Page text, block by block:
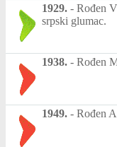
1929. - Rođen
srpski glumac.
1938. - Rođen
1949. - Rođen